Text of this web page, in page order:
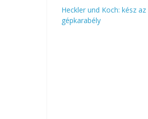
Heckler und Koch: kész
gépkarabély